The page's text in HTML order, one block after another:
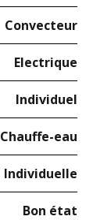
Convecteur
Electrique
Individuel
Chauffe-eau
Individuelle
Bon état